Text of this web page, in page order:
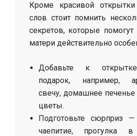
Кроме красивой
слов стоит помнить
секретов, которые
матери действительно
Добавьте к
подарок, например,
свечу, домашнее
цветы.
Подготовьте сюрприз
чаепитие, прогулка